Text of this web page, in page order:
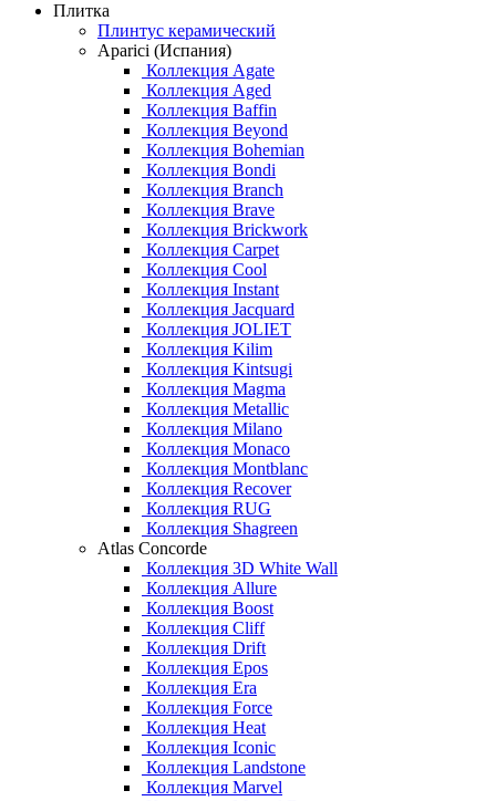
Плитка
Плинтус керамический
Aparici (Испания)
Коллекция Agate
Коллекция Aged
Коллекция Baffin
Коллекция Beyond
Коллекция Bohemian
Коллекция Bondi
Коллекция Branch
Коллекция Brave
Коллекция Brickwork
Коллекция Carpet
Коллекция Cool
Коллекция Instant
Коллекция Jacquard
Коллекция JOLIET
Коллекция Kilim
Коллекция Kintsugi
Коллекция Magma
Коллекция Metallic
Коллекция Milano
Коллекция Monaco
Коллекция Montblanc
Коллекция Recover
Коллекция RUG
Коллекция Shagreen
Atlas Concorde
Коллекция 3D White Wall
Коллекция Allure
Коллекция Boost
Коллекция Cliff
Коллекция Drift
Коллекция Epos
Коллекция Era
Коллекция Force
Коллекция Heat
Коллекция Iconic
Коллекция Landstone
Коллекция Marvel